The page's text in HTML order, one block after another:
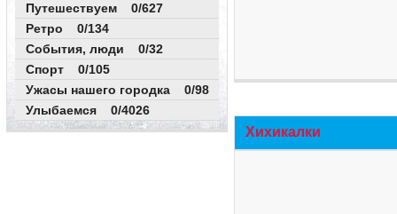
Путешествуем 0/627
Ретро 0/134
События, люди 0/32
Спорт 0/105
Ужасы нашего городка 0/98
Улыбаемся 0/4026
Хихикалки